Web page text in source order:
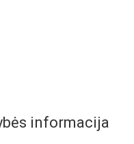
informacija